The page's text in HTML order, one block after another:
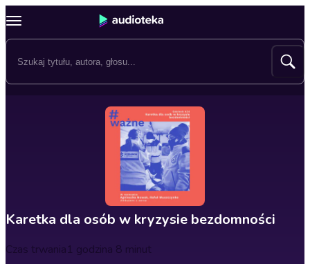
Karetka dla osób w kryzysie bezdomności
Czas trwania1 godzina 8 minut